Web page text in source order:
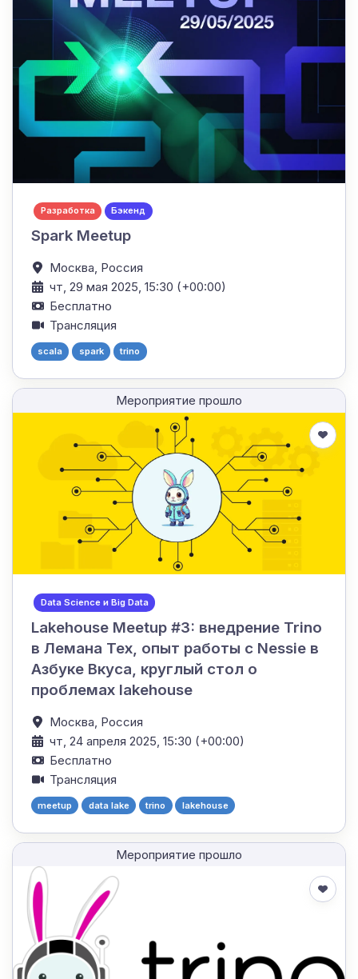
Разработка Бэкенд
Spark Meetup
Москва, Россия
чт, 29 мая 2025, 15:30 (+00:00)
Бесплатно
Трансляция
scala spark trino
Мероприятие прошло
Data Science и Big Data
Lakehouse Meetup #3: внедрение Trino
в Лемана Тех, опыт работы с Nessie в
Азбуке Вкуса, круглый стол о
проблемах lakehouse
Москва, Россия
чт, 24 апреля 2025, 15:30 (+00:00)
Бесплатно
Трансляция
meetup data lake trino lakehouse
Мероприятие прошло